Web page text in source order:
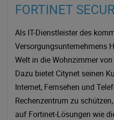
FORTINET
Als IT-Dienstleister des
Versorgungsunternehmens
Welt in die Wohnzimmer
Dazu bietet Citynet seinen
Internet, Fernsehen und
Rechenzentrum zu
auf Fortinet-Lösungen wie